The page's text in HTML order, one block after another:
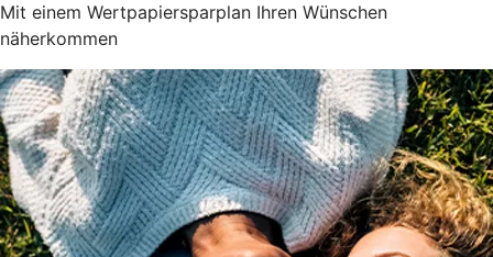
Mit einem Wertpapiersparplan Ihren Wünschen
näherkommen